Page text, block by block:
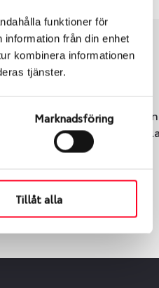
funktioner för
från din enhet
kombinera informationen
tjänster.
Marknadsföring
Tillåt alla
Välj mellan
ser vi till att de uppfyller